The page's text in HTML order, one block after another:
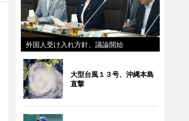
外国人受け入れ方針、議論開始
大型台風１３号、沖縄本島
直撃